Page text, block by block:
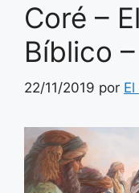
Coré –
Bíblico
22/11/2019 por